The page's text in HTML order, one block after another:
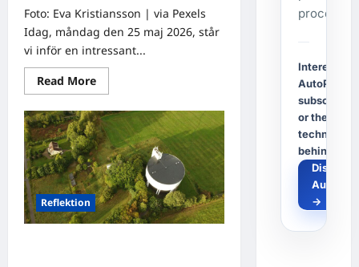
Foto: Eva Kristiansson | via Pexels
Idag, måndag den 25 maj 2026, står
vi inför en intressant...
Read MoreRead
more
Dagens
tanke:
Att
avstå
från
Black
Week
Reflektion
process.
Interested
AutoPost, a
or the
technology
behind it?
Discover
→